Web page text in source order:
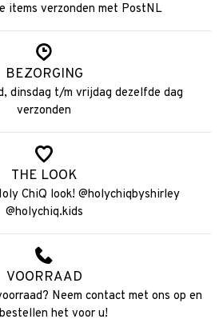
items verzonden met PostNL
BEZORGING
dinsdag t/m vrijdag dezelfde dag
verzonden
THE LOOK
ChiQ look! @holychiqbyshirley
@holychiq.kids
VOORRAAD
Neem contact met ons op en
het voor u!